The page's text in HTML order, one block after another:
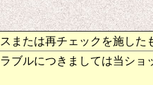
または再チェックを施し
ブルにつきましては当ショ